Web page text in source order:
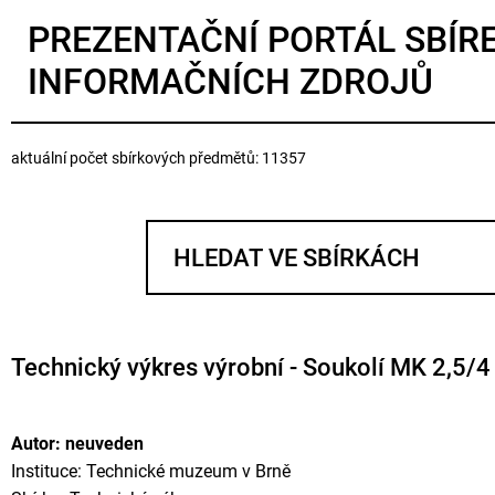
PREZENTAČNÍ PORTÁL
INFORMAČNÍCH ZDROJŮ
aktuální počet sbírkových předmětů: 11357
Technický výkres výrobní - Soukolí MK 2,5/4
Autor: neuveden
Instituce: Technické muzeum v Brně